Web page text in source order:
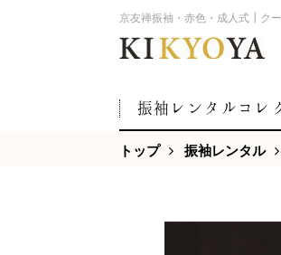
京友禅振袖・赤色・成人式┃ク
振袖レンタルコレ
トップ 振袖レンタル